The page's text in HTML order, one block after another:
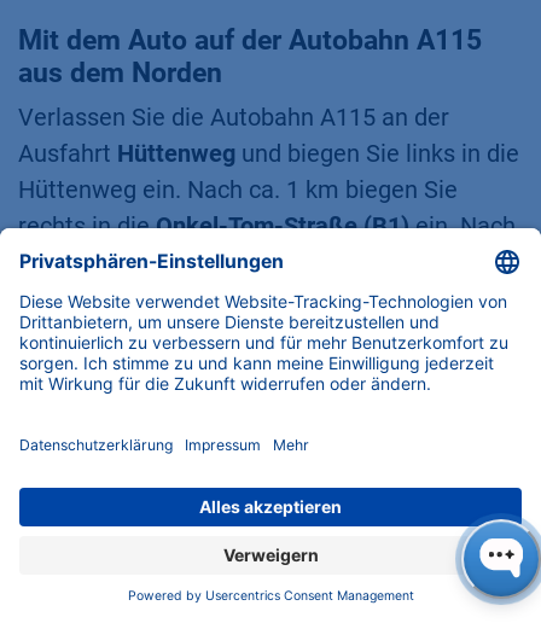
Mit dem Auto auf der Autobahn A115
aus dem Norden
Verlassen Sie die Autobahn A115 an der
Ausfahrt Hüttenweg und biegen Sie links in die
Hüttenweg ein. Nach ca. 1 km biegen Sie
rechts in dieOnkel-Tom-Straße (B1)ein. Nach
3,7 km erreichen Sie diePotsdamer Straße
Biegen Sie dort nach rechts ab. Fahren Sie
geradeaus für 1,2 km und (nachdem Sie unter
einer Eisenbahnbrücke hindurchgefahren sind)
in die entgegengesetzte Richtung und biegen
700 m erreichen Sie denHegauer Weg
. An der
Kreuzung Hohentwielsteig / Hegauer Weg
sehen Sie das blaueKNAUERGebäude.